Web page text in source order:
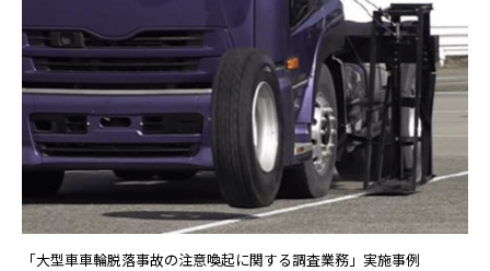
「大型車車輪脱落事故の注意喚起に関する調査業務」実施事例